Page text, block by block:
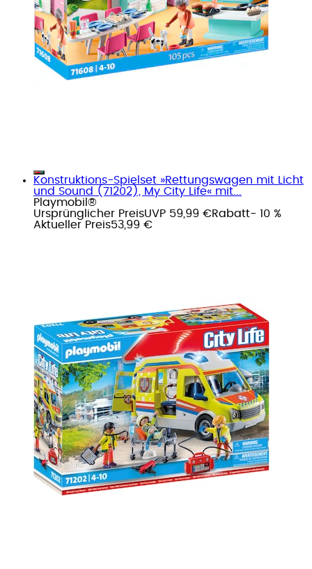
Konstruktions-Spielset »Rettungswagen mit Licht
und Sound (71202), My City Life« mit...
Playmobil®
Ursprünglicher PreisUVP 59,99 €Rabatt- 10 %
Aktueller Preis53,99 €